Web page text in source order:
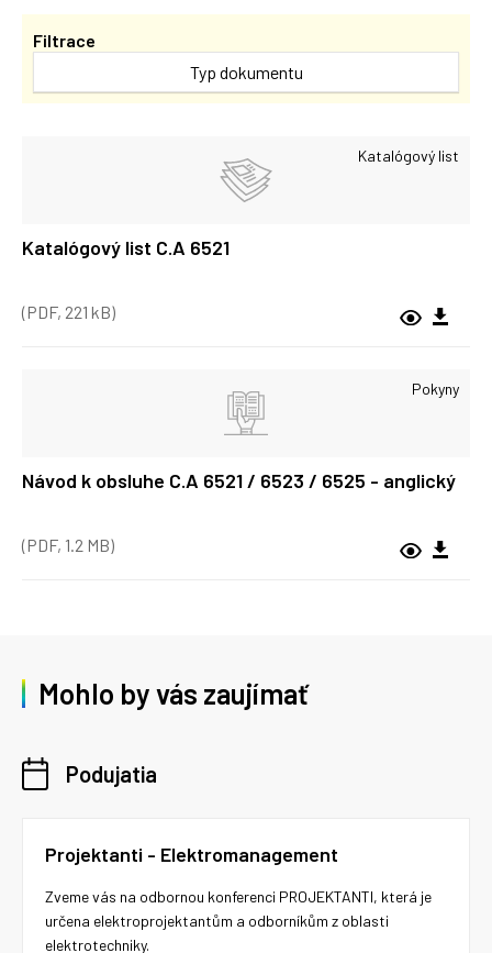
Filtrace
Typ dokumentu
Katalógový list
Katalógový list C.A 6521
(PDF, 221 kB)
Pokyny
Návod k obsluhe C.A 6521 / 6523 / 6525 - anglický
(PDF, 1.2 MB)
Mohlo by vás zaujímať
Podujatia
Projektanti - Elektromanagement
Zveme vás na odbornou konferenci PROJEKTANTI, která je
určena elektroprojektantům a odborníkům z oblasti
elektrotechniky.